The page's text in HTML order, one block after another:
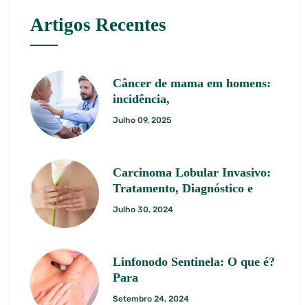
Artigos Recentes
Câncer de mama em homens:
incidência,
Julho 09, 2025
Carcinoma Lobular Invasivo:
Tratamento, Diagnóstico e
Julho 30, 2024
Linfonodo Sentinela: O que é?
Para
Setembro 24, 2024